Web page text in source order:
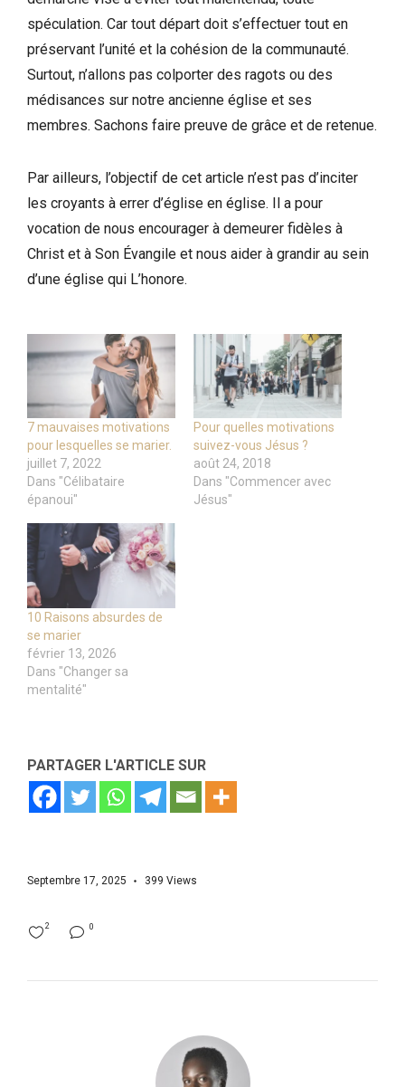
spéculation. Car tout départ doit s’effectuer tout en
préservant l’unité et la cohésion de la communauté.
Surtout, n’allons pas colporter des ragots ou des
médisances sur notre ancienne église et ses
membres. Sachons faire preuve de grâce et de retenue.
Par ailleurs, l’objectif de cet article n’est pas d’inciter
les croyants à errer d’église en église. Il a pour
vocation de nous encourager à demeurer fidèles à
Christ et à Son Évangile et nous aider à grandir au sein
d’une église qui L’honore.
7 mauvaises motivations
pour lesquelles se marier.
juillet 7, 2022
Dans "Célibataire
épanoui"
Pour quelles motivations
suivez-vous Jésus ?
août 24, 2018
Dans "Commencer avec
Jésus"
10 Raisons absurdes de
se marier
février 13, 2026
Dans "Changer sa
mentalité"
PARTAGER L'ARTICLE SUR
Septembre 17, 2025 399 Views
0
2